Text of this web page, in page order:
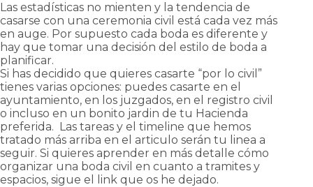
Las estadísticas no mienten y la tendencia de
casarse con una ceremonia civil está cada vez más
en auge. Por supuesto cada boda es diferente y
hay que tomar una decisión del estilo de boda a
planificar.
Si has decidido que quieres casarte “por lo civil”
tienes varias opciones: puedes casarte en el
ayuntamiento, en los juzgados, en el registro civil
o incluso en un bonito jardin de tu Hacienda
preferida. Las tareas y el timeline que hemos
tratado más arriba en el articulo serán tu linea a
seguir. Si quieres aprender en más detalle cómo
organizar una boda civil en cuanto a tramites y
espacios, sigue el link que os he dejado.